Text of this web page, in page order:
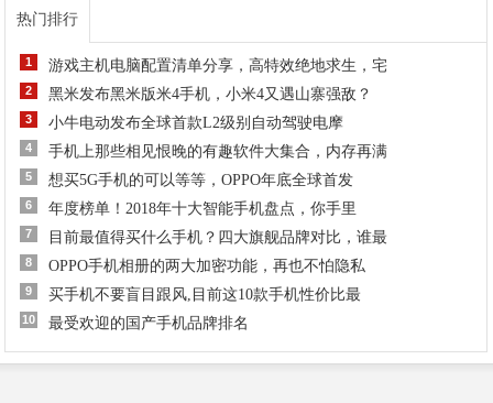
热门排行
1 游戏主机电脑配置清单分享，高特效绝地求生，宅
2 黑米发布黑米版米4手机，小米4又遇山寨强敌？
3 小牛电动发布全球首款L2级别自动驾驶电摩
4 手机上那些相见恨晚的有趣软件大集合，内存再满
5 想买5G手机的可以等等，OPPO年底全球首发
6 年度榜单！2018年十大智能手机盘点，你手里
7 目前最值得买什么手机？四大旗舰品牌对比，谁最
8 OPPO手机相册的两大加密功能，再也不怕隐私
9 买手机不要盲目跟风,目前这10款手机性价比最
10 最受欢迎的国产手机品牌排名